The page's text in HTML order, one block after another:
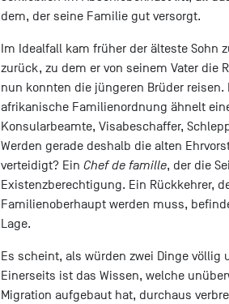
dem, der seine Familie gut versorgt.
Im Idealfall kam früher der älteste Sohn
zurück, zu dem er von seinem Vater die
nun konnten die jüngeren Brüder
afrikanische Familienordnung ähnelt
Konsularbeamte, Visabeschaffer,
Werden gerade deshalb die alten
verteidigt? Ein Chef de famille, der die
Existenzberechtigung. Ein Rückkehrer,
Familienoberhaupt werden muss,
Lage.
Es scheint, als würden zwei Dinge
Einerseits ist das Wissen, welche
Migration aufgebaut hat, durchaus